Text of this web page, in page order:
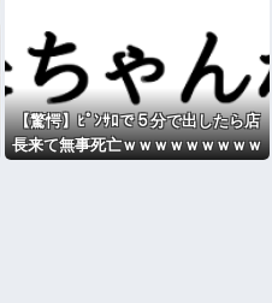
【驚愕】ﾋﾟﾝｻﾛで５分で出したら店
長来て無事死亡ｗｗｗｗｗｗｗｗｗ